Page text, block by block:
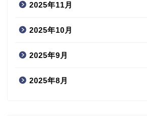
2025年11月
2025年10月
2025年9月
2025年8月